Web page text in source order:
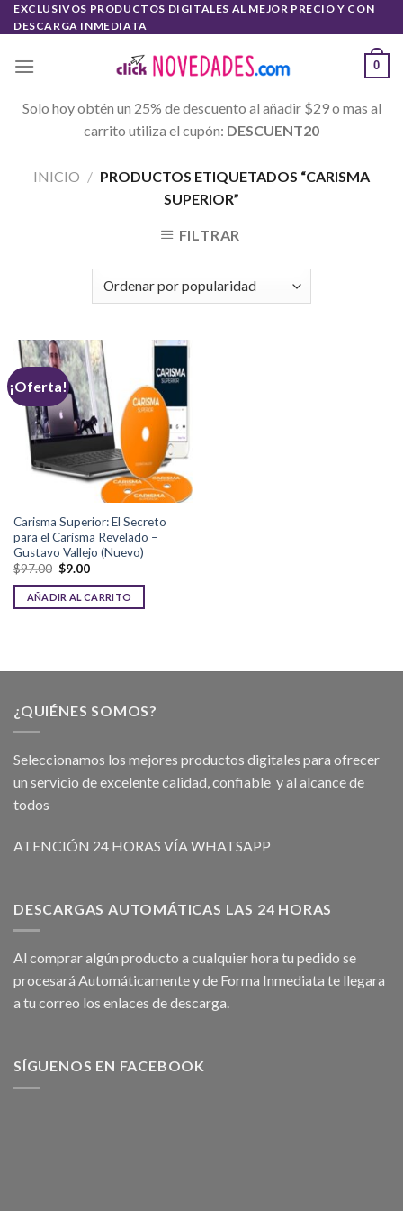
Skip
to
EXCLUSIVOS PRODUCTOS DIGITALES AL MEJOR PRECIO Y CON
DESCARGA INMEDIATA
0
Solo hoy obtén un 25% de descuento al añadir $29 o mas al
carrito utiliza el cupón: DESCUENT20
INICIO / PRODUCTOS ETIQUETADOS “CARISMA
SUPERIOR”
FILTRAR
¡Oferta!
Carisma Superior: El Secreto
para el Carisma Revelado –
Gustavo Vallejo (Nuevo)
$97.00 $9.00
AÑADIR AL CARRITO
¿QUIÉNES SOMOS?
Seleccionamos los mejores productos digitales para ofrecer
un servicio de excelente calidad, confiable y al alcance de
todos
ATENCIÓN 24 HORAS VÍA WHATSAPP
DESCARGAS AUTOMÁTICAS LAS 24 HORAS
Al comprar algún producto a cualquier hora tu pedido se
procesará Automáticamente y de Forma Inmediata te llegara
a tu correo los enlaces de descarga.
SÍGUENOS EN FACEBOOK